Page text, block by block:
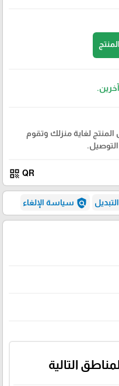
لغاية منزلك وتقوم
QR
qr_code
policy سياسة الإلغاء
التالية